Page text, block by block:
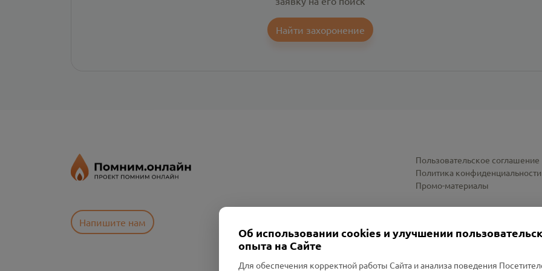
Найти захоронение
Напишите нам
Пользовательское соглашение
Политика конфиденциальности
Промо-материалы
Об использовании cookies и улучшении
опыта на Сайте
Для обеспечения корректной работы Сайта и анализа поведения